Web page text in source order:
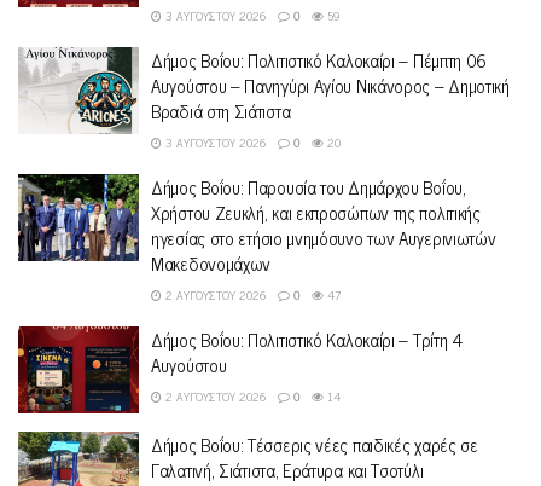
3 ΑΥΓΟΎΣΤΟΥ 2026 0 59
Δήμος Βοΐου: Πολιτιστικό Καλοκαίρι – Πέμπτη 06
Αυγούστου – Πανηγύρι Αγίου Νικάνορος – Δημοτική
Βραδιά στη Σιάτιστα
3 ΑΥΓΟΎΣΤΟΥ 2026 0 20
Δήμος Βοΐου: Παρουσία του Δημάρχου Βοΐου,
Χρήστου Ζευκλή, και εκπροσώπων της πολιτικής
ηγεσίας στο ετήσιο μνημόσυνο των Αυγερινιωτών
Μακεδονομάχων
2 ΑΥΓΟΎΣΤΟΥ 2026 0 47
Δήμος Βοΐου: Πολιτιστικό Καλοκαίρι – Τρίτη 4
Αυγούστου
2 ΑΥΓΟΎΣΤΟΥ 2026 0 14
Δήμος Βοΐου: Τέσσερις νέες παιδικές χαρές σε
Γαλατινή, Σιάτιστα, Εράτυρα και Τσοτύλι